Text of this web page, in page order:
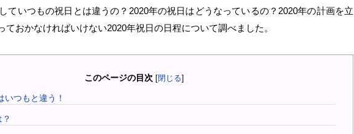
ていつもの祝日とは違うの？2020年の祝日はどうなっているの？2020年の計画を立
ておかなければいけない2020年祝日の日程について調べました。
このページの目次 [閉じる]
つもと違う！